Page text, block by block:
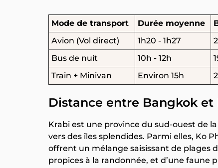
Mode de transport Durée moyenne
Avion (Vol direct)
1h20 - 1h27
Bus de nuit
10h - 12h
Train + Minivan
Environ 15h
Distance entre Bangkok et
Krabi est une province du sud-ouest de
vers des îles splendides. Parmi elles, Ko
offrent un mélange saisissant de plages
propices à la randonnée, et d’une faune